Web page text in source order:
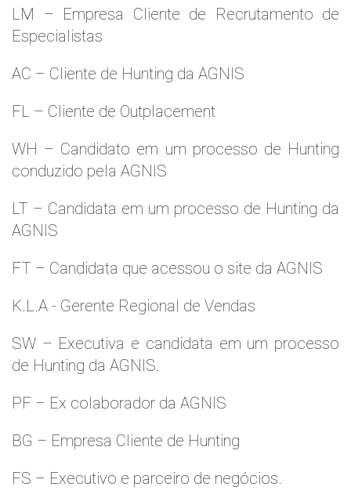
LM – Empresa Cliente de Recrutamento de
Especialistas
AC – Cliente de Hunting da AGNIS
FL – Cliente de Outplacement
WH – Candidato em um processo de Hunting
conduzido pela AGNIS
LT – Candidata em um processo de Hunting da
AGNIS
FT – Candidata que acessou o site da AGNIS
K.L.A - Gerente Regional de Vendas
SW – Executiva e candidata em um processo
de Hunting da AGNIS.
PF – Ex colaborador da AGNIS
BG – Empresa Cliente de Hunting
FS – Executivo e parceiro de negócios.